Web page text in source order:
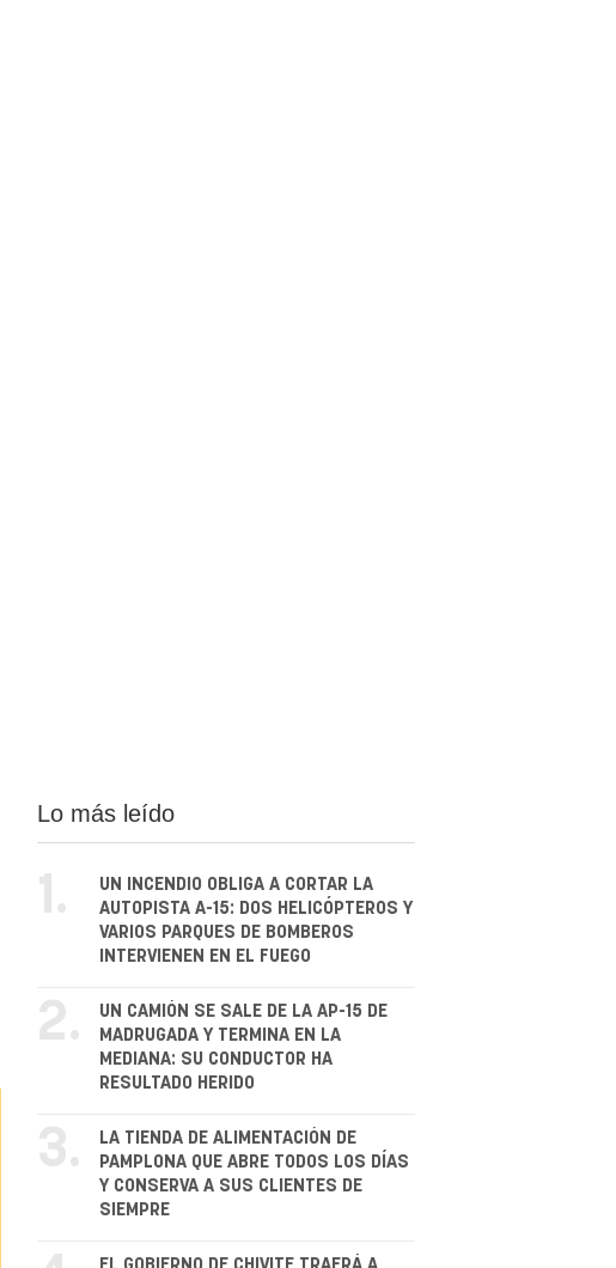
Lo más leído
1.
UN INCENDIO OBLIGA A CORTAR LA
AUTOPISTA A-15: DOS HELICÓPTEROS Y
VARIOS PARQUES DE BOMBEROS
INTERVIENEN EN EL FUEGO
2.
UN CAMIÓN SE SALE DE LA AP-15 DE
MADRUGADA Y TERMINA EN LA
MEDIANA: SU CONDUCTOR HA
RESULTADO HERIDO
3.
LA TIENDA DE ALIMENTACIÓN DE
PAMPLONA QUE ABRE TODOS LOS DÍAS
Y CONSERVA A SUS CLIENTES DE
SIEMPRE